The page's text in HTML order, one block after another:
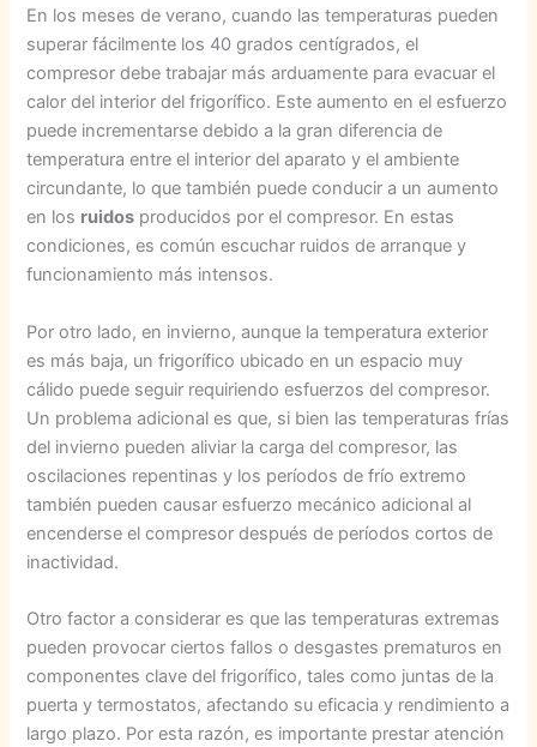
En los meses de verano, cuando las temperaturas pueden
superar fácilmente los 40 grados centígrados, el
compresor debe trabajar más arduamente para evacuar el
calor del interior del frigorífico. Este aumento en el esfuerzo
puede incrementarse debido a la gran diferencia de
temperatura entre el interior del aparato y el ambiente
circundante, lo que también puede conducir a un aumento
en los ruidos producidos por el compresor. En estas
condiciones, es común escuchar ruidos de arranque y
funcionamiento más intensos.
Por otro lado, en invierno, aunque la temperatura exterior
es más baja, un frigorífico ubicado en un espacio muy
cálido puede seguir requiriendo esfuerzos del compresor.
Un problema adicional es que, si bien las temperaturas frías
del invierno pueden aliviar la carga del compresor, las
oscilaciones repentinas y los períodos de frío extremo
también pueden causar esfuerzo mecánico adicional al
encenderse el compresor después de períodos cortos de
inactividad.
Otro factor a considerar es que las temperaturas extremas
pueden provocar ciertos fallos o desgastes prematuros en
componentes clave del frigorífico, tales como juntas de la
puerta y termostatos, afectando su eficacia y rendimiento a
largo plazo. Por esta razón, es importante prestar atención